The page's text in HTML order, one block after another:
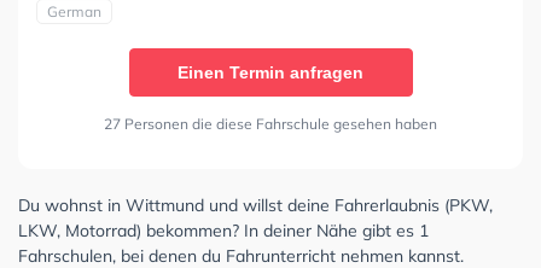
German
Einen Termin anfragen
27 Personen die diese Fahrschule gesehen haben
Du wohnst in Wittmund und willst deine Fahrerlaubnis (PKW,
LKW, Motorrad) bekommen? In deiner Nähe gibt es 1
Fahrschulen, bei denen du Fahrunterricht nehmen kannst.